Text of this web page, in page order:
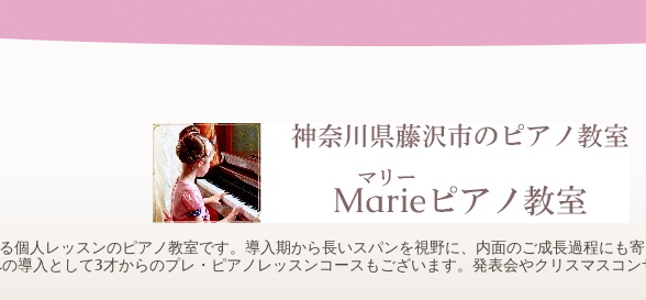
個人レッスンのピアノ教室です。導入期から長いスパンを視野に、内面のご成長過程にも
導入として3才からのプレ・ピアノレッスンコースもございます。発表会やクリスマスコン